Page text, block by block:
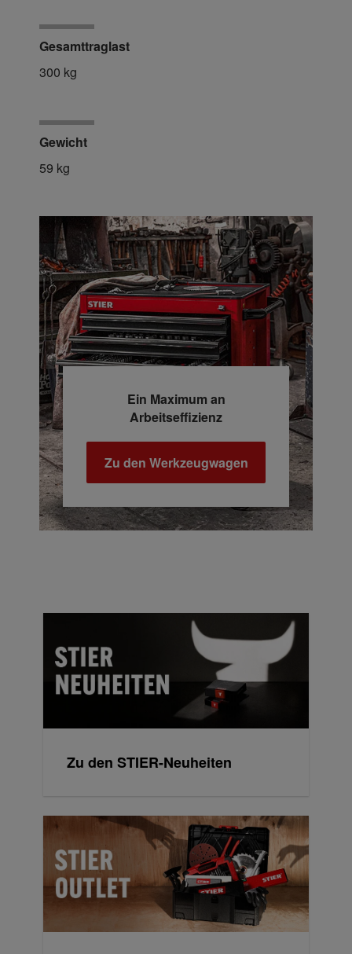
Gesamttraglast
300 kg
Gewicht
59 kg
Ein Maximum an
Arbeitseffizienz
Zu den Werkzeugwagen
Zu den STIER-Neuheiten